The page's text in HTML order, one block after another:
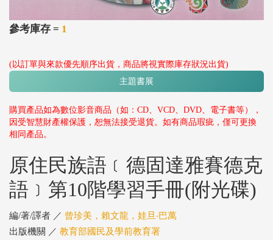
參考庫存 = 1
(以訂單與來款優先順序出貨，商品將視實際庫存狀況出貨)
主題書展
購買產品如為數位影音商品（如：CD、VCD、DVD、電子書等），
因受智慧財產權保護，恕無法接受退貨。如有商品瑕疵，僅可更換
相同產品。
原住民族語﹝德固達雅賽德克
語﹞第10階學習手冊(附光碟)
編/著/譯者 ／ 曾珍美，賴文龍，娃旦‧巴萬
出版機關 ／ 教育部國民及學前教育署